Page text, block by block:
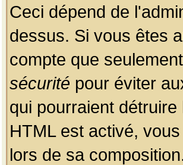
Ceci dépend de
dessus. Si vous êtes
compte que
sécurité pour éviter
qui pourraient
HTML est activé,
lors de sa